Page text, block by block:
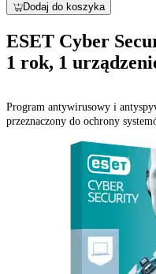
Dodaj do koszyka
ESET Cyber
1 rok, 1
Program antywirusowy i
przeznaczony do ochrony